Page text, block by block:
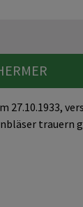
27.10.1933,
trauern